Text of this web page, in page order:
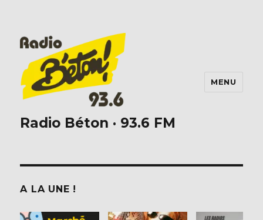
Radio Béton · 93.6 FM
MENU
A LA UNE !